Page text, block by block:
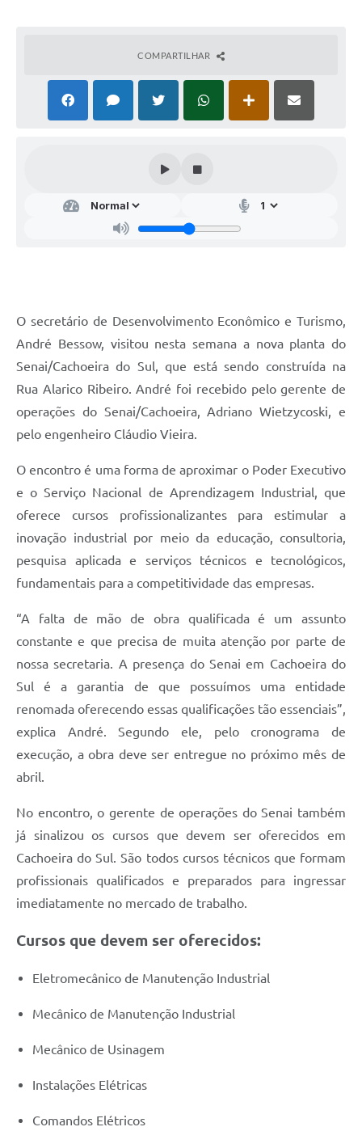
A Prefeitura
Galeria de Vídeos
Gabinetes e Secretarias
Links
Serviços Online
Telefones Úteis
Agenda
COMPARTILHAR
O secretário de Desenvolvimento Econômico e Turismo,
André Bessow, visitou nesta semana a nova planta do
Senai/Cachoeira do Sul, que está sendo construída na
Rua Alarico Ribeiro. André foi recebido pelo gerente de
operações do Senai/Cachoeira, Adriano Wietzycoski, e
pelo engenheiro Cláudio Vieira.
O encontro é uma forma de aproximar o Poder Executivo
e o Serviço Nacional de Aprendizagem Industrial, que
oferece cursos profissionalizantes para estimular a
inovação industrial por meio da educação, consultoria,
pesquisa aplicada e serviços técnicos e tecnológicos,
fundamentais para a competitividade das empresas.
“A falta de mão de obra qualificada é um assunto
constante e que precisa de muita atenção por parte de
nossa secretaria. A presença do Senai em Cachoeira do
Sul é a garantia de que possuímos uma entidade
renomada oferecendo essas qualificações tão essenciais”,
explica André. Segundo ele, pelo cronograma de
execução, a obra deve ser entregue no próximo mês de
abril.
No encontro, o gerente de operações do Senai também
já sinalizou os cursos que devem ser oferecidos em
Cachoeira do Sul. São todos cursos técnicos que formam
profissionais qualificados e preparados para ingressar
imediatamente no mercado de trabalho.
Cursos que devem ser oferecidos:
Eletromecânico de Manutenção Industrial
Mecânico de Manutenção Industrial
Mecânico de Usinagem
Instalações Elétricas
Comandos Elétricos